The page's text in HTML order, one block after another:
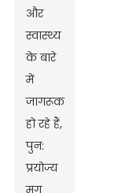
और
स्वास्थ्य
के बारे
में
जागरूक
हो रहे हैं,
पुन:
प्रयोज्य
मग